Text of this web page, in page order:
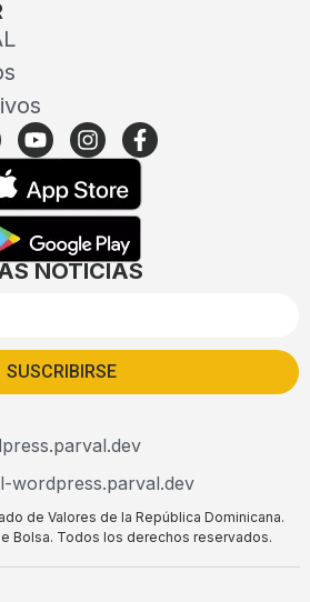
NOTICIAS
SUSCRIBIRSE
wordpress.parval.dev
de Valores de la República Dominicana.
Bolsa. Todos los derechos reservados.